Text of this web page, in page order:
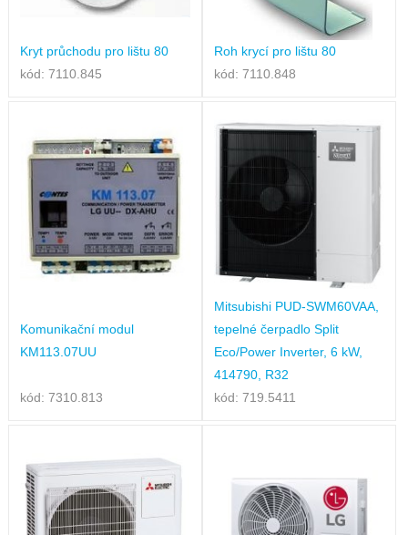
Kryt průchodu pro lištu 80
kód: 7110.845
Roh krycí pro lištu 80
kód: 7110.848
Komunikační modul
KM113.07UU
kód: 7310.813
Mitsubishi PUD-SWM60VAA,
tepelné čerpadlo Split
Eco/Power Inverter, 6 kW,
414790, R32
kód: 719.5411